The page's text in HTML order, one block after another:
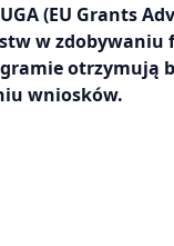
(EU Grants
w
otrzymują
wniosków.